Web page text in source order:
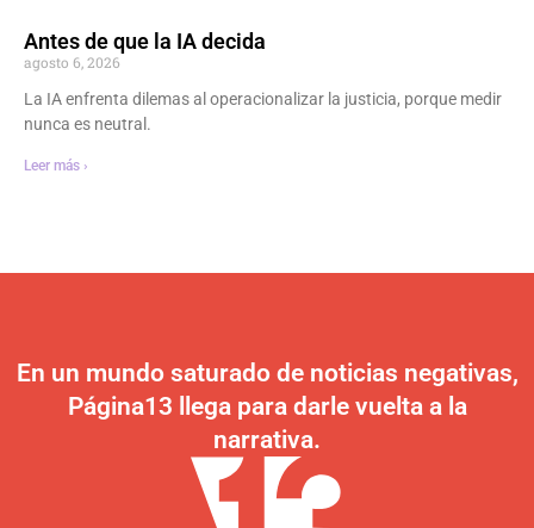
Antes de que la IA decida
agosto 6, 2026
La IA enfrenta dilemas al operacionalizar la justicia, porque medir
nunca es neutral.
Leer más ›
En un mundo saturado de noticias negativas,
Página13 llega para darle vuelta a la
narrativa.